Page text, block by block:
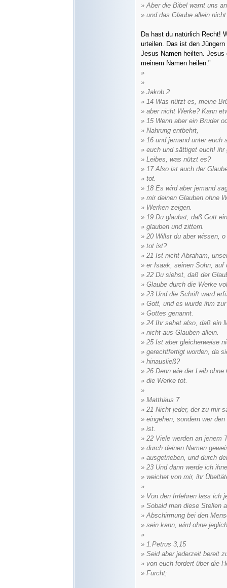
» Aber die Bibel warnt uns
» und das Glaube allein
Da hast du natürlich Recht!
urteilen. Das ist den
Jesus Namen heilten.
meinem Namen heilen."
»
»
» Jakob 2
» 14 Was nützt es, meine
» aber nicht Werke? Kann
» 15 Wenn aber ein Bruder
» Nahrung entbehrt,
» 16 und jemand unter euch
» euch und sättiget euch!
» Leibes, was nützt es?
» 17 Also ist auch der
» tot.
» 18 Es wird aber jemand
» mir deinen Glauben ohne
» Werken zeigen.
» 19 Du glaubst, daß Gott
» glauben und zittern.
» 20 Willst du aber wissen,
» tot ist?
» 21 Ist nicht Abraham,
» er Isaak, seinen Sohn, auf
» 22 Du siehst, daß der
» Glaube durch die Werke
» 23 Und die Schrift ward
» Gott, und es wurde ihm
» Gottes genannt.
» 24 Ihr sehet also, daß ein
» nicht aus Glauben allein.
» 25 Ist aber gleicherweise
» gerechtfertigt worden, da
» hinausließ?
» 26 Denn wie der Leib
» die Werke tot.
»
» Matthäus 7
» 21 Nicht jeder, der zu mir
» eingehen, sondern wer
» ist.
» 22 Viele werden an jenem
» durch deinen Namen
» ausgetrieben, und durch
» 23 Und dann werde ich
» weichet von mir, ihr
»
» Von den Irrlehren lass ich
» Sobald man diese Stellen
» Abschirmung bei den
» sein kann, wird ohne
»
» 1.Petrus 3,15
» Seid aber jederzeit bereit
» von euch fordert über die
» Furcht;